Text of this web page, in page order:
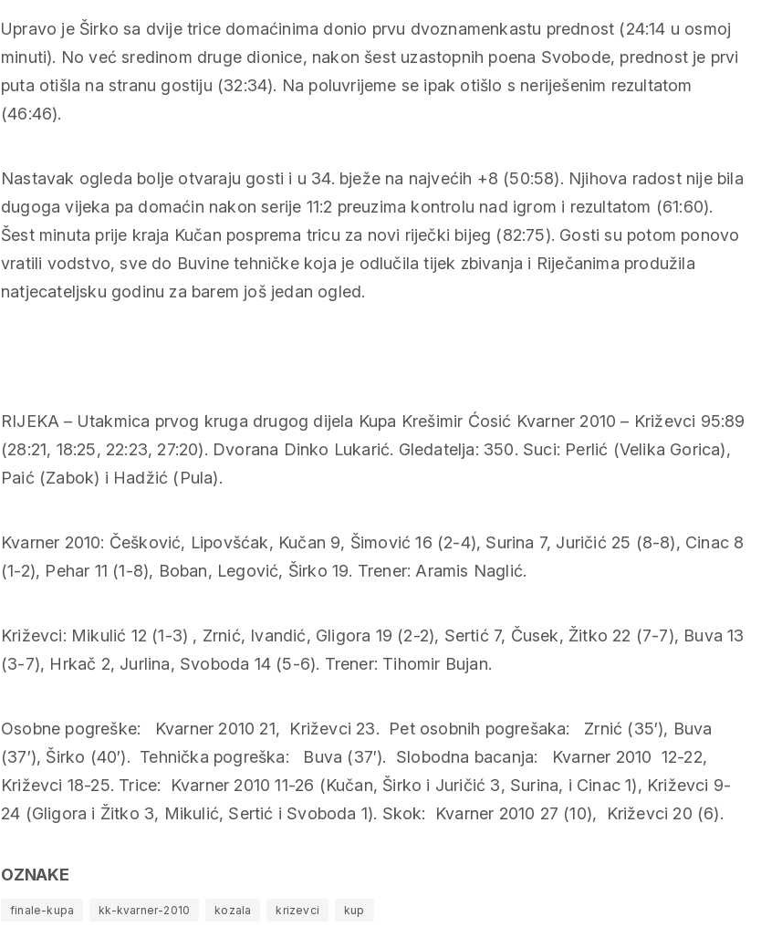
Upravo je Širko sa dvije trice domaćinima donio prvu dvoznamenkastu prednost (24:14 u osmoj
minuti). No već sredinom druge dionice, nakon šest uzastopnih poena Svobode, prednost je prvi
puta otišla na stranu gostiju (32:34). Na poluvrijeme se ipak otišlo s neriješenim rezultatom
(46:46).
Nastavak ogleda bolje otvaraju gosti i u 34. bježe na najvećih +8 (50:58). Njihova radost nije bila
dugoga vijeka pa domaćin nakon serije 11:2 preuzima kontrolu nad igrom i rezultatom (61:60).
Šest minuta prije kraja Kučan posprema tricu za novi riječki bijeg (82:75). Gosti su potom ponovo
vratili vodstvo, sve do Buvine tehničke koja je odlučila tijek zbivanja i Riječanima produžila
natjecateljsku godinu za barem još jedan ogled.
RIJEKA – Utakmica prvog kruga drugog dijela Kupa Krešimir Ćosić Kvarner 2010 – Križevci 95:89
(28:21, 18:25, 22:23, 27:20). Dvorana Dinko Lukarić. Gledatelja: 350. Suci: Perlić (Velika Gorica),
Paić (Zabok) i Hadžić (Pula).
Kvarner 2010: Češković, Lipovšćak, Kučan 9, Šimović 16 (2-4), Surina 7, Juričić 25 (8-8), Cinac 8
(1-2), Pehar 11 (1-8), Boban, Legović, Širko 19. Trener: Aramis Naglić.
Križevci: Mikulić 12 (1-3) , Zrnić, Ivandić, Gligora 19 (2-2), Sertić 7, Čusek, Žitko 22 (7-7), Buva 13
(3-7), Hrkač 2, Jurlina, Svoboda 14 (5-6). Trener: Tihomir Bujan.
Osobne pogreške: Kvarner 2010 21, Križevci 23. Pet osobnih pogrešaka: Zrnić (35′), Buva
(37′), Širko (40′). Tehnička pogreška: Buva (37′). Slobodna bacanja: Kvarner 2010 12-22,
Križevci 18-25. Trice: Kvarner 2010 11-26 (Kučan, Širko i Juričić 3, Surina, i Cinac 1), Križevci 9-
24 (Gligora i Žitko 3, Mikulić, Sertić i Svoboda 1). Skok: Kvarner 2010 27 (10), Križevci 20 (6).
OZNAKE
finale-kupa kk-kvarner-2010 kozala krizevci kup